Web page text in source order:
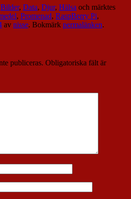
Bilder, Data, Djur, Hälsa och märktes
, Promenad, RaspBerry Pi,
av nisse. Bokmärk permalänken.
publiceras. Obligatoriska fält är